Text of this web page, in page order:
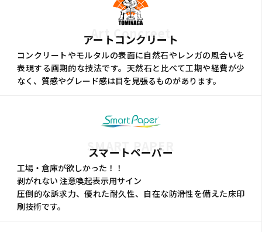
Art Concreet
アートコンクリート
コンクリートやモルタルの表面に自然石やレンガの風合いを
表現する画期的な技法です。天然石と比べて工期や経費が少
なく、質感やグレード感は目を見張るものがあります。
SMART PAPER
スマートペーパー
工場・倉庫が欲しかった！！
剥がれない 注意喚起表示用サイン
圧倒的な訴求力、優れた耐久性、自在な防滑性を備えた床印
刷技術です。